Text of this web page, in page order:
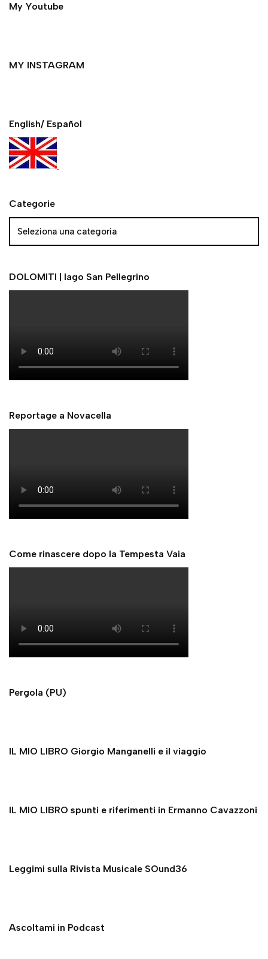
My Youtube
MY INSTAGRAM
English/ Español
Categorie
DOLOMITI | lago San Pellegrino
Reportage a Novacella
Come rinascere dopo la Tempesta Vaia
Pergola (PU)
IL MIO LIBRO Giorgio Manganelli e il viaggio
IL MIO LIBRO spunti e riferimenti in Ermanno Cavazzoni
Leggimi sulla Rivista Musicale SOund36
Ascoltami in Podcast